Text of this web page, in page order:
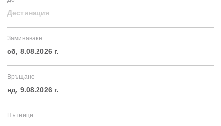
Дестинация
Заминаване
сб, 8.08.2026 г.
Връщане
нд, 9.08.2026 г.
Пътници